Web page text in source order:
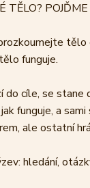
TĚLO?
funguje.
do cíle, se
funguje, a
ale ostatní
hledání,